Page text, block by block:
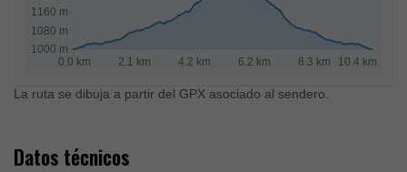
La ruta se dibuja a partir del GPX asociado al sendero.
Datos técnicos